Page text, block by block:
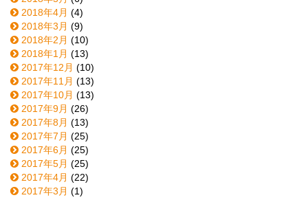
2018年4月 (4)
2018年3月 (9)
2018年2月 (10)
2018年1月 (13)
2017年12月 (10)
2017年11月 (13)
2017年10月 (13)
2017年9月 (26)
2017年8月 (13)
2017年7月 (25)
2017年6月 (25)
2017年5月 (25)
2017年4月 (22)
2017年3月 (1)